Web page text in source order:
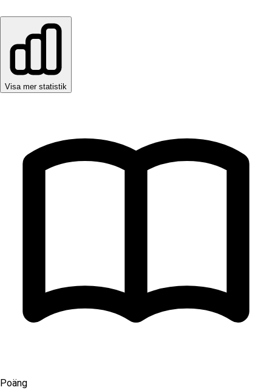
Visa mer statistik
Poäng